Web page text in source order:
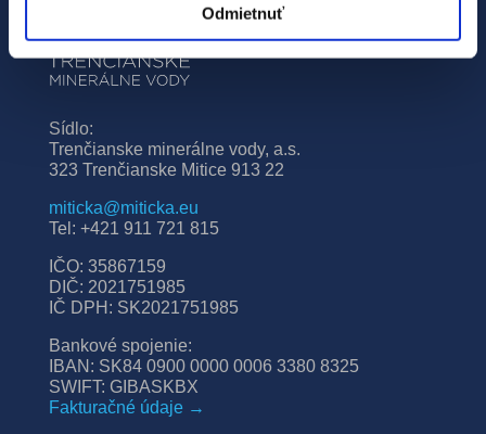
Odmietnuť
Sídlo:
Trenčianske minerálne vody, a.s.
323 Trenčianske Mitice 913 22
miticka@miticka.eu
Tel: +421 911 721 815
IČO: 35867159
DIČ: 2021751985
IČ DPH: SK2021751985
Bankové spojenie:
IBAN: SK84 0900 0000 0006 3380 8325
SWIFT: GIBASKBX
Fakturačné údaje →